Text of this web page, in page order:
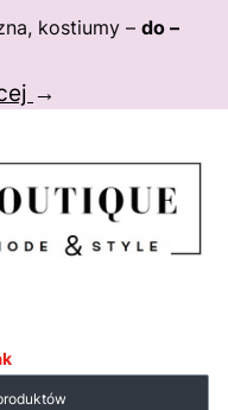
kostiumy – do –
→